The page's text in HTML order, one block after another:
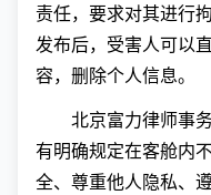
责任，要求对其进行
发布后，受害人可以
容，删除个人信息。
北京富力律师事
有明确规定在客舱内
全、尊重他人隐私、